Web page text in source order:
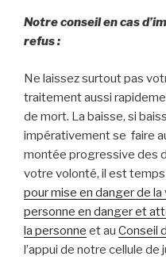
Notre conseil en cas
refus :
Ne laissez surtout pas
traitement aussi
de mort. La baisse, si
impérativement se faire
montée progressive des
votre volonté, il est
pour mise en danger de la
personne en danger et
la personne et au Conseil
l’appui de notre cellule de